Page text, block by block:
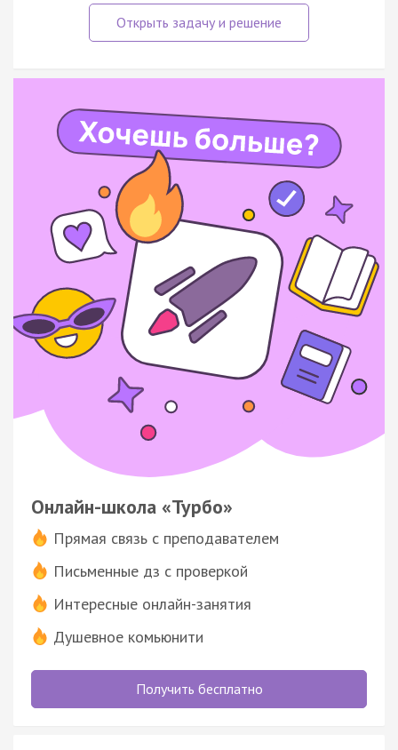
Онлайн-школа «Турбо»
Прямая связь с преподавателем
Письменные дз с проверкой
Интересные онлайн-занятия
Душевное комьюнити
Получить бесплатно